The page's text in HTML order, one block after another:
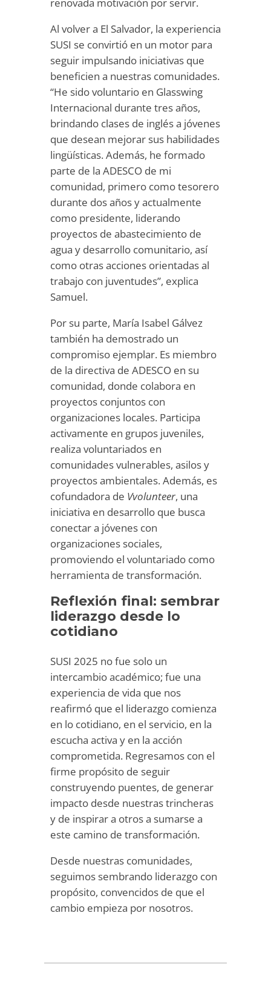
renovada motivación por servir.
Al volver a El Salvador, la experiencia
SUSI se convirtió en un motor para
seguir impulsando iniciativas que
beneficien a nuestras comunidades.
“He sido voluntario en Glasswing
Internacional durante tres años,
brindando clases de inglés a jóvenes
que desean mejorar sus habilidades
lingüísticas. Además, he formado
parte de la ADESCO de mi
comunidad, primero como tesorero
durante dos años y actualmente
como presidente, liderando
proyectos de abastecimiento de
agua y desarrollo comunitario, así
como otras acciones orientadas al
trabajo con juventudes”, explica
Samuel.
Por su parte, María Isabel Gálvez
también ha demostrado un
compromiso ejemplar. Es miembro
de la directiva de ADESCO en su
comunidad, donde colabora en
proyectos conjuntos con
organizaciones locales. Participa
activamente en grupos juveniles,
realiza voluntariados en
comunidades vulnerables, asilos y
proyectos ambientales. Además, es
cofundadora de Vvolunteer, una
iniciativa en desarrollo que busca
conectar a jóvenes con
organizaciones sociales,
promoviendo el voluntariado como
herramienta de transformación.
Reflexión final: sembrar
liderazgo desde lo
cotidiano
SUSI 2025 no fue solo un
intercambio académico; fue una
experiencia de vida que nos
reafirmó que el liderazgo comienza
en lo cotidiano, en el servicio, en la
escucha activa y en la acción
comprometida. Regresamos con el
firme propósito de seguir
construyendo puentes, de generar
impacto desde nuestras trincheras
y de inspirar a otros a sumarse a
este camino de transformación.
Desde nuestras comunidades,
seguimos sembrando liderazgo con
propósito, convencidos de que el
cambio empieza por nosotros.